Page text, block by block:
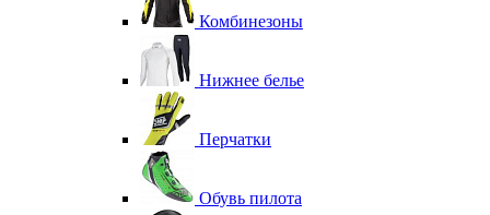
Комбинезоны
Нижнее белье
Перчатки
Обувь пилота